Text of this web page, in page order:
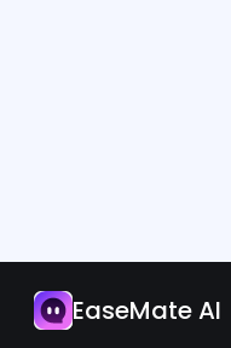
App EaseMate AI